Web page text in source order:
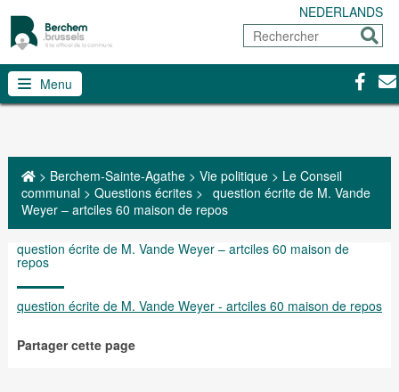
NEDERLANDS
Rechercher
Menu
> Berchem-Sainte-Agathe> Vie politique> Le Conseil
communal> Questions écrites> question écrite de M. Vande
Weyer – artciles 60 maison de repos
question écrite de M. Vande Weyer – artciles 60 maison de
repos
question écrite de M. Vande Weyer - artciles 60 maison de repos
Partager cette page